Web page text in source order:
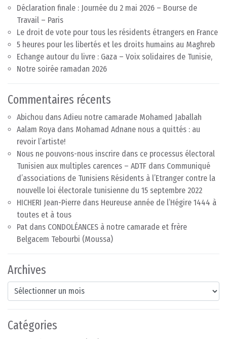
Déclaration finale : Journée du 2 mai 2026 – Bourse de
Travail – Paris
Le droit de vote pour tous les résidents étrangers en France
5 heures pour les libertés et les droits humains au Maghreb
Echange autour du livre : Gaza – Voix solidaires de Tunisie,
Notre soirée ramadan 2026
Commentaires récents
Abichou dans Adieu notre camarade Mohamed Jaballah
Aalam Roya dans Mohamad Adnane nous a quittés : au
revoir l’artiste!
Nous ne pouvons-nous inscrire dans ce processus électoral
Tunisien aux multiples carences – ADTF dans Communiqué
d’associations de Tunisiens Résidents à l’Etranger contre la
nouvelle loi électorale tunisienne du 15 septembre 2022
HICHERI Jean-Pierre dans Heureuse année de l’Hégire 1444 à
toutes et à tous
Pat dans CONDOLÉANCES à notre camarade et frère
Belgacem Tebourbi (Moussa)
Archives
Archives
Catégories